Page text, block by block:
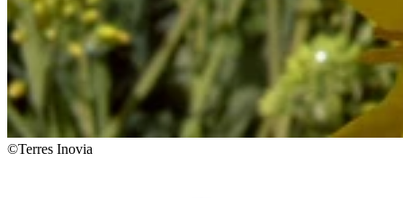
©Terres Inovia